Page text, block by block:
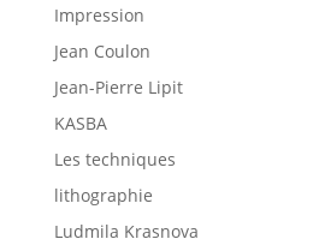
Impression
Jean Coulon
Jean-Pierre Lipit
KASBA
Les techniques
lithographie
Ludmila Krasnova